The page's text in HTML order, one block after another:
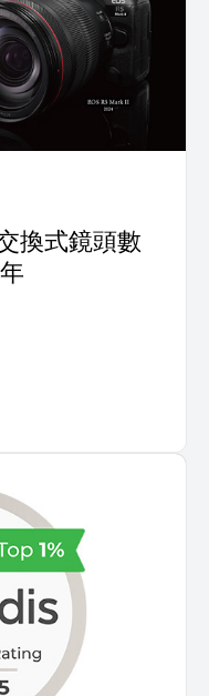
換式鏡頭數